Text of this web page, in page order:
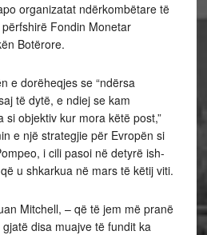
organizatat ndërkombëtare të
Fondin Monetar
Botërore.
e dorëheqjes se “ndërsa
të dytë, e ndiej se kam
objektiv kur mora këtë post,”
e një strategjie për Evropën si
i cili pasoi në detyrë ish-
u shkarkua në mars të këtij viti.
Mitchell, – që të jem më pranë
disa muajve të fundit ka